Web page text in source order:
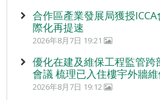
合作區產業發展局獲授
際化再提速
2026年8月7日 19:21
優化在建及維保工程監管跨
會議 梳理已入住樓宇外牆
2026年8月7日 19:12